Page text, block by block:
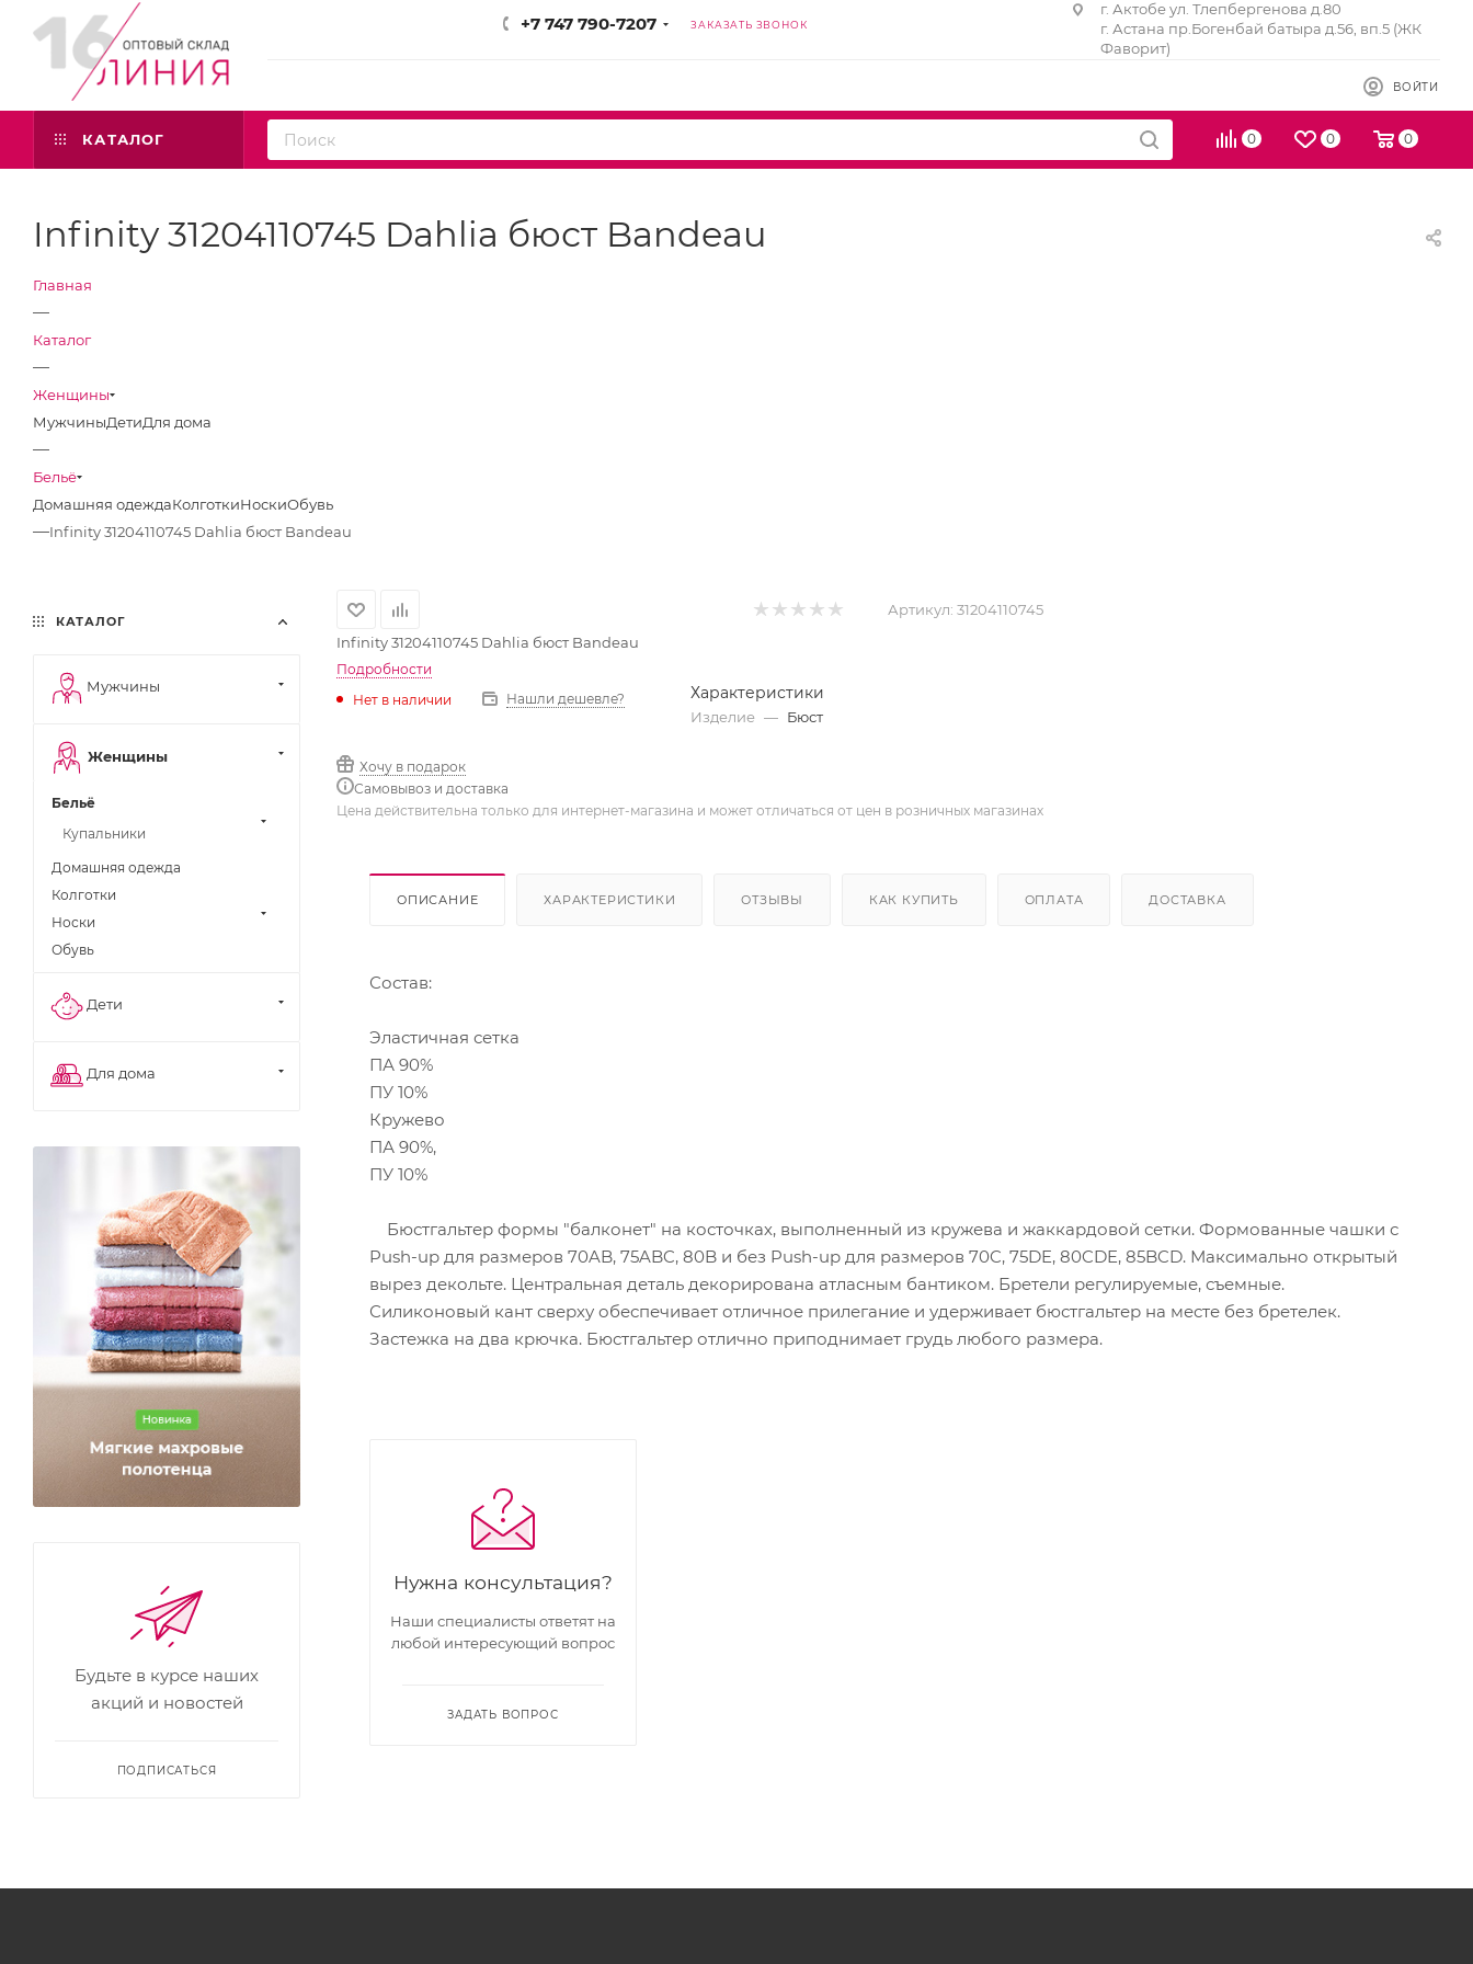
+7 747 790-7207 ЗАКАЗАТЬ ЗВОНОК
г. Актобе ул. Тлепбергенова д.80
г. Астана пр.Богенбай батыра д.56, вп.5 (ЖК
Фаворит)
ВОЙТИ
0 0 0
КАТАЛОГ
Infinity 31204110745 Dahlia бюст Bandeau
Главная
—
Каталог
—
Женщины
МужчиныДетиДля дома
—
Бельё
Домашняя одеждаКолготкиНоскиОбувь
—Infinity 31204110745 Dahlia бюст Bandeau
Артикул: 31204110745
Infinity 31204110745 Dahlia бюст Bandeau
Подробности
Нет в наличии
Нашли дешевле?
Хочу в подарок
Самовывоз и доставка
Характеристики
Изделие — Бюст
Цена действительна только для интернет-магазина и может отличаться от цен в розничных магазинах
ОПИСАНИЕ ХАРАКТЕРИСТИКИ ОТЗЫВЫ КАК КУПИТЬ ОПЛАТА ДОСТАВКА
Состав:
Эластичная сетка
ПА 90%
ПУ 10%
Кружево
ПА 90%,
ПУ 10%
Бюстгальтер формы "балконет" на косточках, выполненный из кружева и жаккардовой сетки. Формованные чашки с
Push-up для размеров 70AB, 75ABC, 80B и без Push-up для размеров 70C, 75DE, 80CDE, 85BCD. Максимально открытый
вырез декольте. Центральная деталь декорирована атласным бантиком. Бретели регулируемые, съемные.
Силиконовый кант сверху обеспечивает отличное прилегание и удерживает бюстгальтер на месте без бретелек.
Застежка на два крючка. Бюстгальтер отлично приподнимает грудь любого размера.
Нужна консультация?
Наши специалисты ответят на
любой интересующий вопрос
ЗАДАТЬ ВОПРОС
КАТАЛОГ
Мужчины
Женщины
Бельё
Купальники
Домашняя одежда
Колготки
Носки
Обувь
Дети
Для дома
Будьте в курсе наших
акций и новостей
ПОДПИСАТЬСЯ